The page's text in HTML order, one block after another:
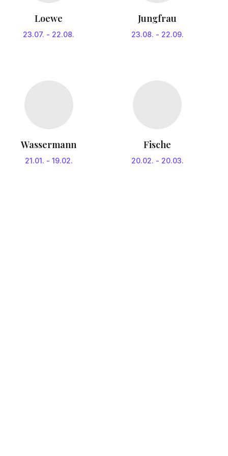
Loewe
23.07. - 22.08.
Jungfrau
23.08. - 22.09.
Wassermann
21.01. - 19.02.
Fische
20.02. - 20.03.